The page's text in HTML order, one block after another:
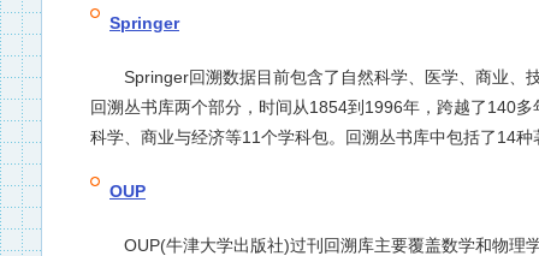
Springer
Springer回溯数据目前包含了自然科学、医学、商业、
回溯丛书库两个部分，时间从1854到1996年，跨越了140多
科学、商业与经济等11个学科包。回溯丛书库中包括了14
OUP
OUP(牛津大学出版社)过刊回溯库主要覆盖数学和物理